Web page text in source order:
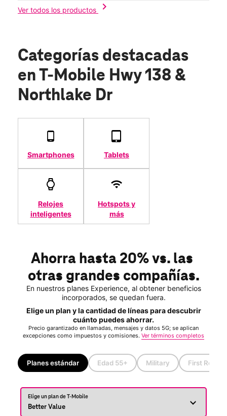
Ver todos los productos
chevron_right
Categorías destacadas
en T-Mobile Hwy 138 &
Northlake Dr
Smartphones Tablets
Relojes
inteligentes
Hotspots y
más